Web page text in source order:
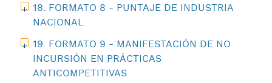
18. FORMATO 8 - PUNTAJE DE INDUSTRIA
NACIONAL
19. FORMATO 9 - MANIFESTACIÓN DE NO
INCURSIÓN EN PRÁCTICAS
ANTICOMPETITIVAS